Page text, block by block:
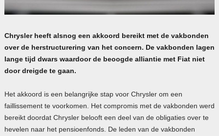
Chrysler heeft alsnog een akkoord bereikt met de vakbonden
over de herstructurering van het concern. De vakbonden lagen
lange tijd dwars waardoor de beoogde alliantie met Fiat niet
door dreigde te gaan.
Het akkoord is een belangrijke stap voor Chrysler om een
faillissement te voorkomen. Het compromis met de vakbonden werd
bereikt doordat Chrysler belooft een deel van de obligaties over te
hevelen naar het pensioenfonds. De leden van de vakbonden